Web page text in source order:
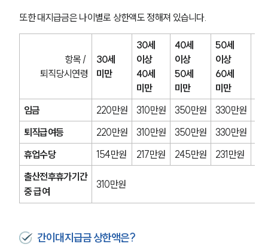
또한 대지급금은 나이별로 상한액도 정해져 있습니다.
항목 /
퇴직당시연령
30세
미만
30세
이상
40세
미만
40세
이상
50세
미만
50세
이상
60세
미만
임금 220만원 310만원 350만원 330만원
퇴직급여등
220만원 310만원 350만원 330만원
휴업수당
154만원 217만원 245만원 231만원
출산전후휴가기간
중 급여
310만원
간이대지급금 상한액은?